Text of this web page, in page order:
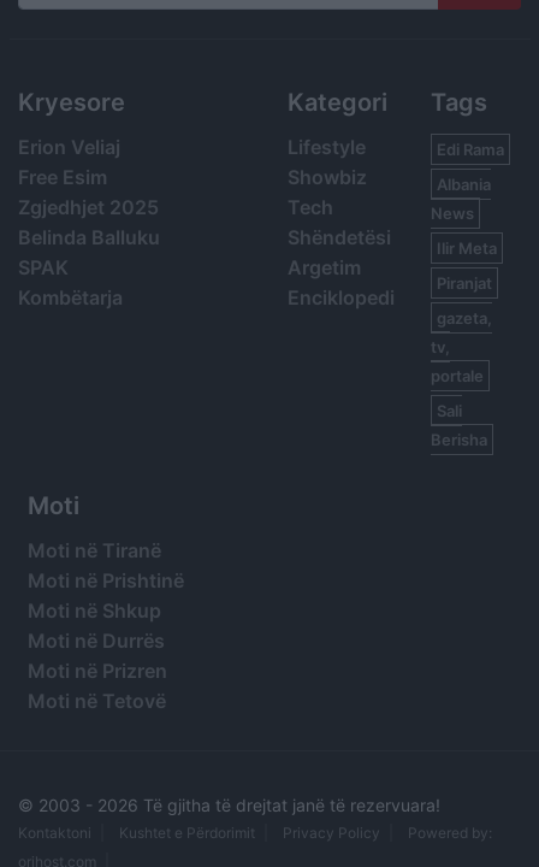
Search
Kryesore
Erion Veliaj
Free Esim
Zgjedhjet 2025
Belinda Balluku
SPAK
Kombëtarja
Kategori
Lifestyle
Showbiz
Tech
Shëndetësi
Argetim
Enciklopedi
Tags
Edi Rama
Albania
News
Ilir Meta
Piranjat
gazeta,
tv,
portale
Sali
Berisha
Moti
Moti në Tiranë
Moti në Prishtinë
Moti në Shkup
Moti në Durrës
Moti në Prizren
Moti në Tetovë
© 2003 - 2026 Të gjitha të drejtat janë të rezervuara!
Kontaktoni Kushtet e Përdorimit Privacy Policy
Powered by:
orihost.com